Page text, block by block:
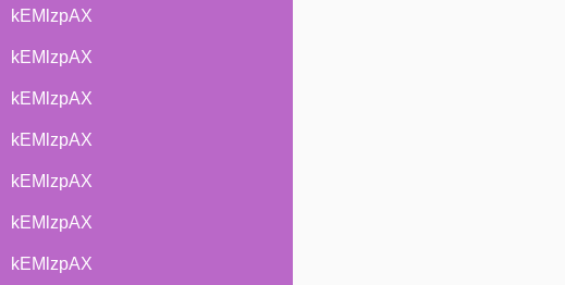
kEMlzpAX
kEMlzpAX
kEMlzpAX
kEMlzpAX
kEMlzpAX
kEMlzpAX
kEMlzpAX